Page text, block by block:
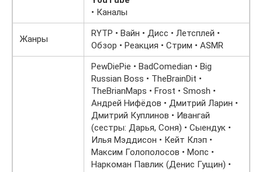
• Каналы
Жанры
RYTP • Вайн • Дисс • Летсплей •
Обзор • Реакция • Стрим • ASMR
PewDiePie • BadComedian • Big
Russian Boss • TheBrainDit •
TheBrianMaps • Frost • Smosh •
Андрей Нифёдов • Дмитрий Ларин •
Дмитрий Куплинов • Ивангай
(сестры: Дарья, Соня) • Сыендук •
Илья Мэддисон • Кейт Клэп •
Максим Голополосов • Мопс •
Наркоман Павлик (Денис Гущин) •